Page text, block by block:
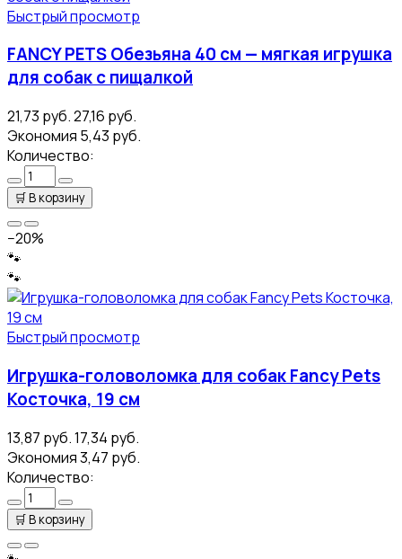
Быстрый просмотр
FANCY PETS Обезьяна 40 см — мягкая игрушка
для собак с пищалкой
21,73 руб.27,16 руб.
Экономия 5,43 руб.
Количество:
🛒В корзину
−20%
🐾
🐾
Быстрый просмотр
Игрушка-головоломка для собак Fancy Pets
Косточка, 19 см
13,87 руб.17,34 руб.
Экономия 3,47 руб.
Количество:
🛒В корзину